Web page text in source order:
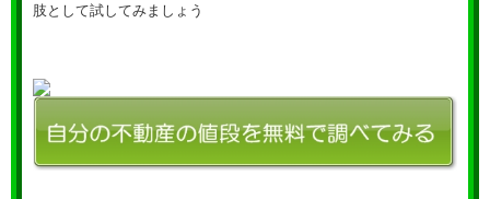
肢として試してみましょう